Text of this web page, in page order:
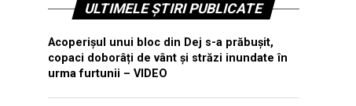
ULTIMELE ȘTIRI PUBLICATE
Acoperișul unui bloc din Dej s-a prăbușit,
copaci doborâți de vânt și străzi inundate în
urma furtunii – VIDEO